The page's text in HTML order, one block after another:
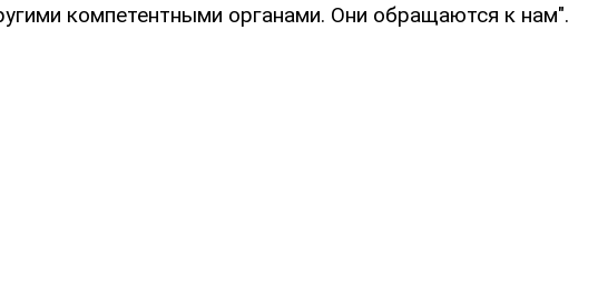
компетентными органами. Они обращаются к нам".